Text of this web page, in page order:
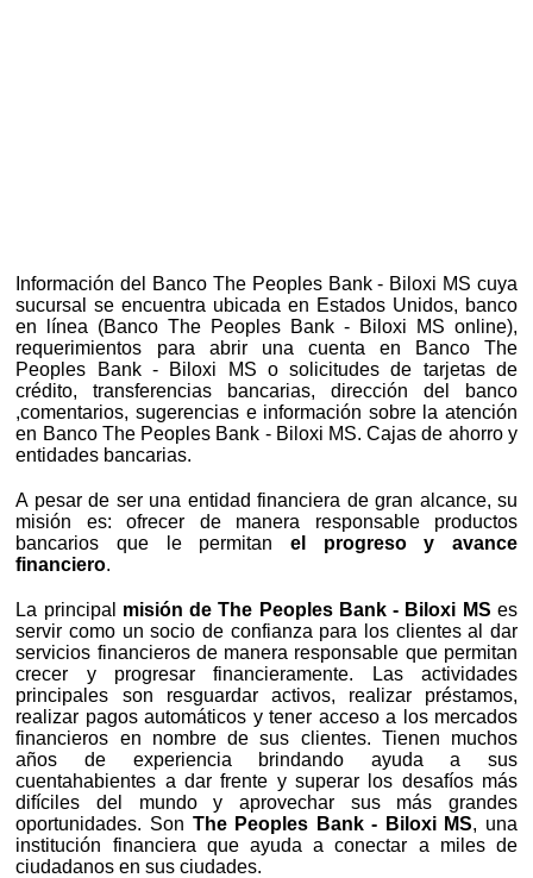
Información del Banco The Peoples Bank - Biloxi MS cuya
sucursal se encuentra ubicada en Estados Unidos, banco
en línea (Banco The Peoples Bank - Biloxi MS online),
requerimientos para abrir una cuenta en Banco The
Peoples Bank - Biloxi MS o solicitudes de tarjetas de
crédito, transferencias bancarias, dirección del banco
,comentarios, sugerencias e información sobre la atención
en Banco The Peoples Bank - Biloxi MS. Cajas de ahorro y
entidades bancarias.
A pesar de ser una entidad financiera de gran alcance, su
misión es: ofrecer de manera responsable productos
bancarios que le permitanel progreso y avance
financiero.
La principal misión de The Peoples Bank - Biloxi MS es
servir como un socio de confianza para los clientes al dar
servicios financieros de manera responsable que permitan
crecer y progresar financieramente. Las actividades
principales son resguardar activos, realizar préstamos,
realizar pagos automáticos y tener acceso a los mercados
financieros en nombre de sus clientes. Tienen muchos
años de experiencia brindando ayuda a sus
cuentahabientes a dar frente y superar los desafíos más
difíciles del mundo y aprovechar sus más grandes
oportunidades. Son The Peoples Bank - Biloxi MS, una
institución financiera que ayuda a conectar a miles de
ciudadanos en sus ciudades.